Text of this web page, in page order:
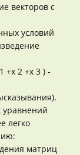
векторов с
условий
+x 2 +x 3 ) -
уравнений
легко
матриц